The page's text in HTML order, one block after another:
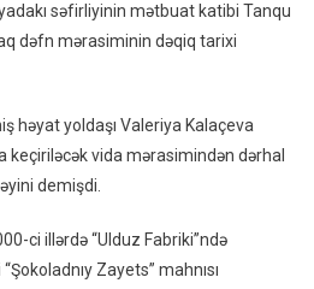
səfirliyinin mətbuat katibi Tanqu
dəfn mərasiminin dəqiq tarixi
həyat yoldaşı Valeriya Kalaçeva
keçiriləcək vida mərasimindən dərhal
demişdi.
ci illərdə “Ulduz Fabriki”ndə
Zayets” mahnısı